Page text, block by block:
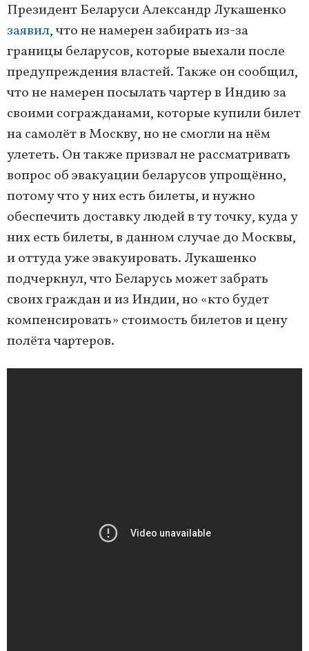
Президент Беларуси Александр Лукашенко
заявил, что не намерен забирать из-за
границы беларусов, которые выехали после
предупреждения властей. Также он сообщил,
что не намерен посылать чартер в Индию за
своими согражданами, которые купили билет
на самолёт в Москву, но не смогли на нём
улететь. Он также призвал не рассматривать
вопрос об эвакуации беларусов упрощённо,
потому что у них есть билеты, и нужно
обеспечить доставку людей в ту точку, куда у
них есть билеты, в данном случае до Москвы,
и оттуда уже эвакуировать. Лукашенко
подчеркнул, что Беларусь может забрать
своих граждан и из Индии, но «кто будет
компенсировать» стоимость билетов и цену
полёта чартеров.